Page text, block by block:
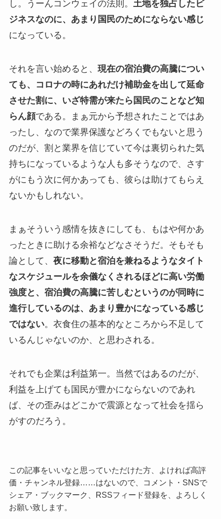
し。うーんコンウェイの法則。 土地を独占したビ
ジネスなのに、あまり国民のためにならない感じ
になっている。
それを言い始めると、 現在の宿泊費の高騰につい
ても、コロナの時にあれだけ補助金を出して延命
させた割に、いざ特需が来たら国民のことなど知
らん顔である。まぁ元から予想されたことではあ
ったし、なので業界保護などろくでもないと思う
のだが、割と業界を信じていて今は裏切られた気
持ちになっているような人も多そうなので、さす
がにもう次に何かあっても、彼らは助けてもらえ
ないかもしれない。
まぁそういう感情を抜きにしても、もはや何かあ
ったときに助ける余裕などなさそうだ。そもそも
論として、 夜に移動と宿泊を兼ねるようなタイト
なスケジュールを余儀なくされるほどに高い労働
強度と、宿泊費の高騰に苦しむというのが同時に
進行しているのは、あまり豊かになっている感じ
ではない。衣食住の基本的なところから不足して
いるんじゃないのか、と思わされる。
それでも企業は利益第一。当然ではあるのだが、
利益を上げても国民が豊かにならないのであれ
ば、その歪みはどこかで震源となって社会を揺ら
がすのだろう。
この記事をいいなと思っていただけた方、よければ高評
価・チャンネル登録……はないので、コメント・SNSで
シェア・ブックマーク、RSSフィード登録を、よろしく
お願い致します。